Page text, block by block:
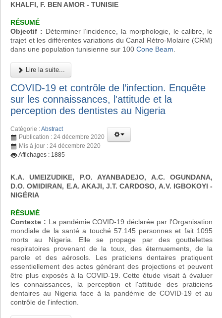
KHALFI, F. BEN AMOR - TUNISIE
RÉSUMÉ
Objectif : Déterminer l’incidence, la morphologie, le calibre, le
trajet et les différentes variations du Canal Rétro-Molaire (CRM)
dans une population tunisienne sur 100 Cone Beam
Lire la suite...
COVID-19 et contrôle de l’infection. Enquête
sur les connaissances, l'attitude et la
perception des dentistes au Nigeria
Catégorie :Abstract
Publication : 24 décembre 2020
Mis à jour : 24 décembre 2020
Affichages : 1885
K.A. UMEIZUDIKE, P.O. AYANBADEJO, A.C. OGUNDANA,
D.O. OMIDIRAN, E.A. AKAJI, J.T. CARDOSO, A.V. IGBOKOYI -
NIGÉRIA
RÉSUMÉ
Contexte : La pandémie COVID-19 déclarée par l'Organisation
mondiale de la santé a touché 57.145 personnes et fait 1095
morts au Nigeria. Elle se propage par des gouttelettes
respiratoires provenant de la toux, des éternuements, de la
parole et des aérosols. Les praticiens dentaires pratiquent
essentiellement des actes générant des projections et peuvent
être plus exposés à la COVID-19. Cette étude visait à évaluer
les connaissances, la perception et l'attitude des praticiens
dentaires au Nigeria face à la pandémie de COVID-19 et au
contrôle de l'infection.